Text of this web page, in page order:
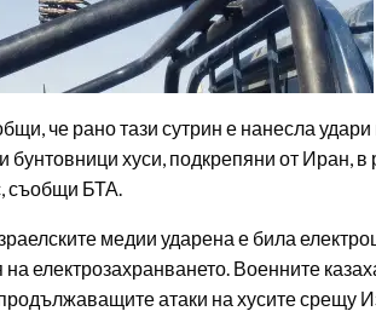
че рано тази сутрин е нанесла
бунтовници хуси, подкрепяни от Иран,
съобщи БТА.
медии ударена е била
електрозахранването. Военните
атаки на хусите срещу